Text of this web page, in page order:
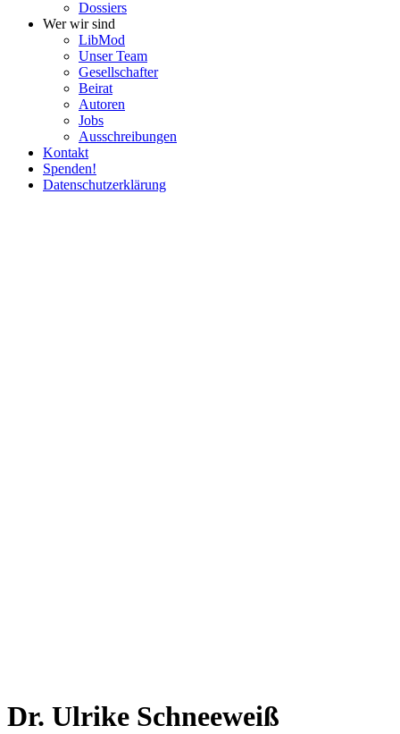
Dossiers
Wer wir sind
LibMod
Unser Team
Gesell­schafter
Beirat
Autoren
Jobs
Ausschrei­bungen
Kontakt
Spenden!
Daten­schutz­er­klärung
Dr. Ulrike Schneeweiß